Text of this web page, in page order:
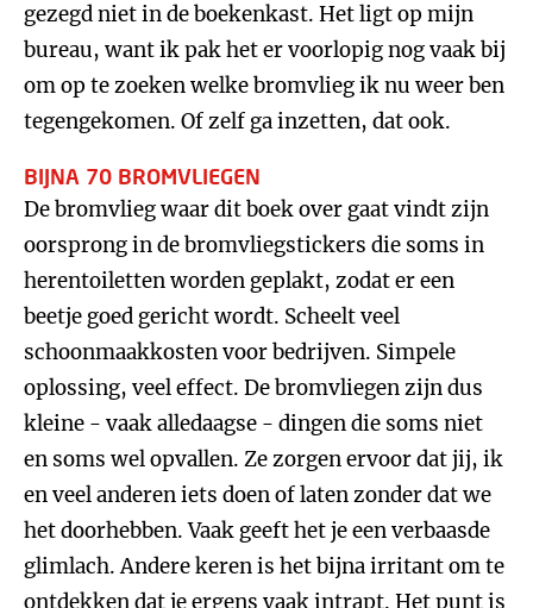
gezegd niet in de boekenkast. Het ligt op mijn
bureau, want ik pak het er voorlopig nog vaak bij
om op te zoeken welke bromvlieg ik nu weer ben
tegengekomen. Of zelf ga inzetten, dat ook.
BIJNA 70 BROMVLIEGEN
De bromvlieg waar dit boek over gaat vindt zijn
oorsprong in de bromvliegstickers die soms in
herentoiletten worden geplakt, zodat er een
beetje goed gericht wordt. Scheelt veel
schoonmaakkosten voor bedrijven. Simpele
oplossing, veel effect. De bromvliegen zijn dus
kleine - vaak alledaagse - dingen die soms niet
en soms wel opvallen. Ze zorgen ervoor dat jij, ik
en veel anderen iets doen of laten zonder dat we
het doorhebben. Vaak geeft het je een verbaasde
glimlach. Andere keren is het bijna irritant om te
ontdekken dat je ergens vaak intrapt. Het punt is